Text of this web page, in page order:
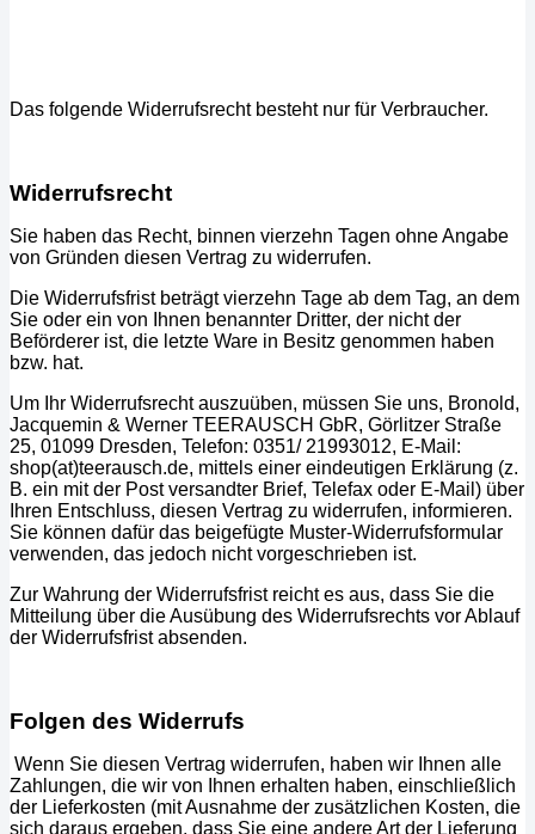
Das folgende Widerrufsrecht besteht nur für Verbraucher.
Widerrufsrecht
Sie haben das Recht, binnen vierzehn Tagen ohne Angabe
von Gründen diesen Vertrag zu widerrufen.
Die Widerrufsfrist beträgt vierzehn Tage ab dem Tag, an dem
Sie oder ein von Ihnen benannter Dritter, der nicht der
Beförderer ist, die letzte Ware in Besitz genommen haben
bzw. hat.
Um Ihr Widerrufsrecht auszuüben, müssen Sie uns, Bronold,
Jacquemin & Werner TEERAUSCH GbR, Görlitzer Straße
25, 01099 Dresden, Telefon: 0351/ 21993012, E-Mail:
shop(at)teerausch.de, mittels einer eindeutigen Erklärung (z.
B. ein mit der Post versandter Brief, Telefax oder E-Mail) über
Ihren Entschluss, diesen Vertrag zu widerrufen, informieren.
Sie können dafür das beigefügte Muster-Widerrufsformular
verwenden, das jedoch nicht vorgeschrieben ist.
Zur Wahrung der Widerrufsfrist reicht es aus, dass Sie die
Mitteilung über die Ausübung des Widerrufsrechts vor Ablauf
der Widerrufsfrist absenden.
Folgen des Widerrufs
Wenn Sie diesen Vertrag widerrufen, haben wir Ihnen alle
Zahlungen, die wir von Ihnen erhalten haben, einschließlich
der Lieferkosten (mit Ausnahme der zusätzlichen Kosten, die
sich daraus ergeben, dass Sie eine andere Art der Lieferung